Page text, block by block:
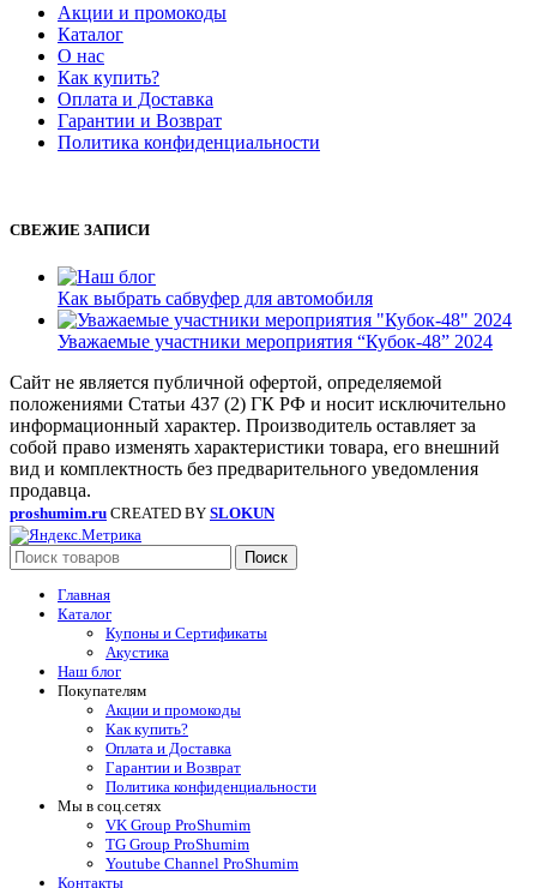
Акции и промокоды
Каталог
О нас
Как купить?
Оплата и Доставка
Гарантии и Возврат
Политика конфиденциальности
СВЕЖИЕ ЗАПИСИ
Как выбрать сабвуфер для автомобиля
Уважаемые участники мероприятия “Кубок-48” 2024
Сайт не является публичной офертой, определяемой
положениями Статьи 437 (2) ГК РФ и носит исключительно
информационный характер. Производитель оставляет за
собой право изменять характеристики товара, его внешний
вид и комплектность без предварительного уведомления
продавца.
proshumim.ru CREATED BY SLOKUN
Поиск
Главная
Каталог
Купоны и Сертификаты
Акустика
Наш блог
Покупателям
Акции и промокоды
Как купить?
Оплата и Доставка
Гарантии и Возврат
Политика конфиденциальности
Мы в соц.сетях
VK Group ProShumim
TG Group ProShumim
Youtube Channel ProShumim
Контакты